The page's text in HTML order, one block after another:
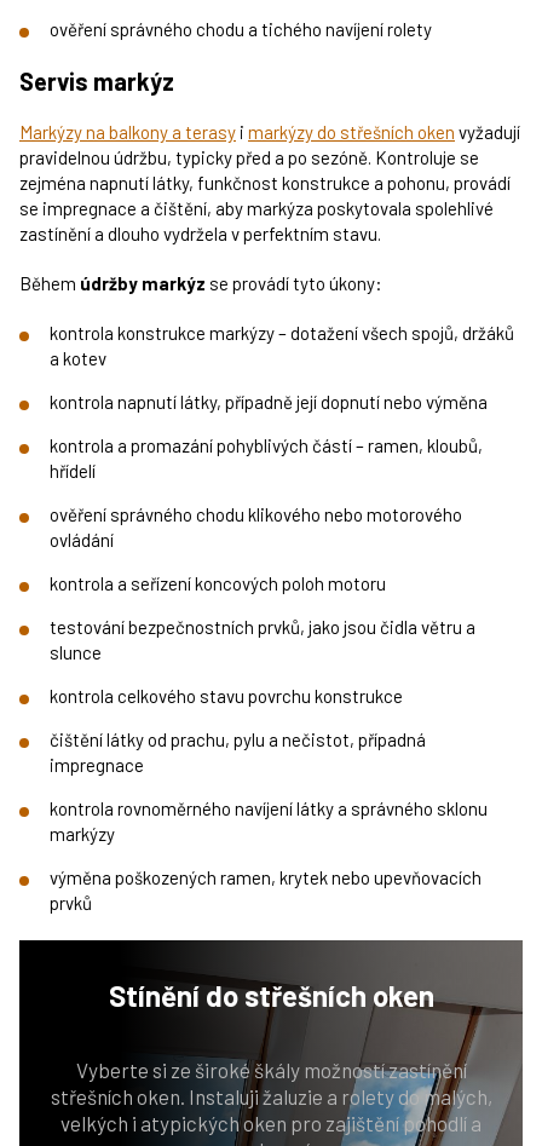
ověření správného chodu a tichého navíjení rolety
Servis markýz
Markýzy na balkony a terasy i markýzy do střešních oken vyžadují
pravidelnou údržbu, typicky před a po sezóně. Kontroluje se
zejména napnutí látky, funkčnost konstrukce a pohonu, provádí
se impregnace a čištění, aby markýza poskytovala spolehlivé
zastínění a dlouho vydržela v perfektním stavu.
Během údržby markýz se provádí tyto úkony:
kontrola konstrukce markýzy – dotažení všech spojů, držáků
a kotev
kontrola napnutí látky, případně její dopnutí nebo výměna
kontrola a promazání pohyblivých částí – ramen, kloubů,
hřídelí
ověření správného chodu klikového nebo motorového
ovládání
kontrola a seřízení koncových poloh motoru
testování bezpečnostních prvků, jako jsou čidla větru a
slunce
kontrola celkového stavu povrchu konstrukce
čištění látky od prachu, pylu a nečistot, případná
impregnace
kontrola rovnoměrného navíjení látky a správného sklonu
markýzy
výměna poškozených ramen, krytek nebo upevňovacích
prvků
Stíněnído střešních oken
Vyberte si ze široké škály možností zastínění
střešních oken. Instaluji žaluzie a rolety do malých,
velkých i atypických oken pro zajištění pohodlí a